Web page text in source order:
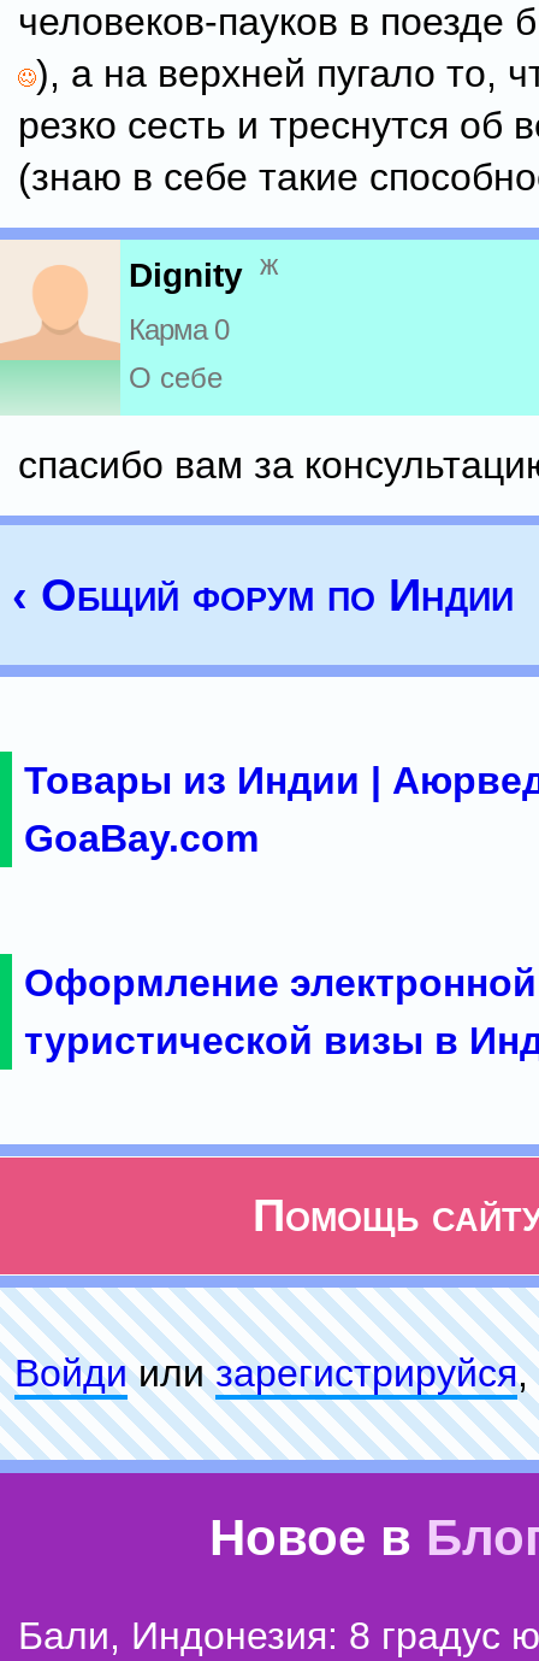
человеков-пауков в поезде
), а на верхней пугало то,
резко сесть и треснутся об
(знаю в себе такие
Dignity ж
Карма 0
О себе
спасибо вам за
‹ Общий форум по Индии
Товары из Индии |
GoaBay.com
Оформление электронной
туристической визы в
Помощь
Войдиилизарeгиcтpируйся,
Новое в
Бали, Индонезия: 8 градус